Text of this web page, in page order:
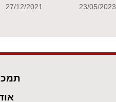
23/05/2023
27/12/2021